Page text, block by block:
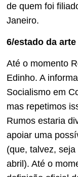
de quem foi
Janeiro.
6/estado da
Até o momento
Edinho. A
Socialismo em
mas repetimos
Rumos estaria
apoiar uma
(que, talvez,
abril). Até o